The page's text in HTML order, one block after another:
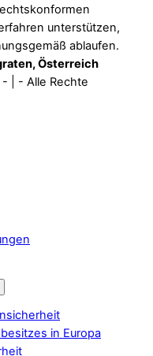
unterstützen,
ablaufen.
Österreich
| - Alle Rechte
in Europa